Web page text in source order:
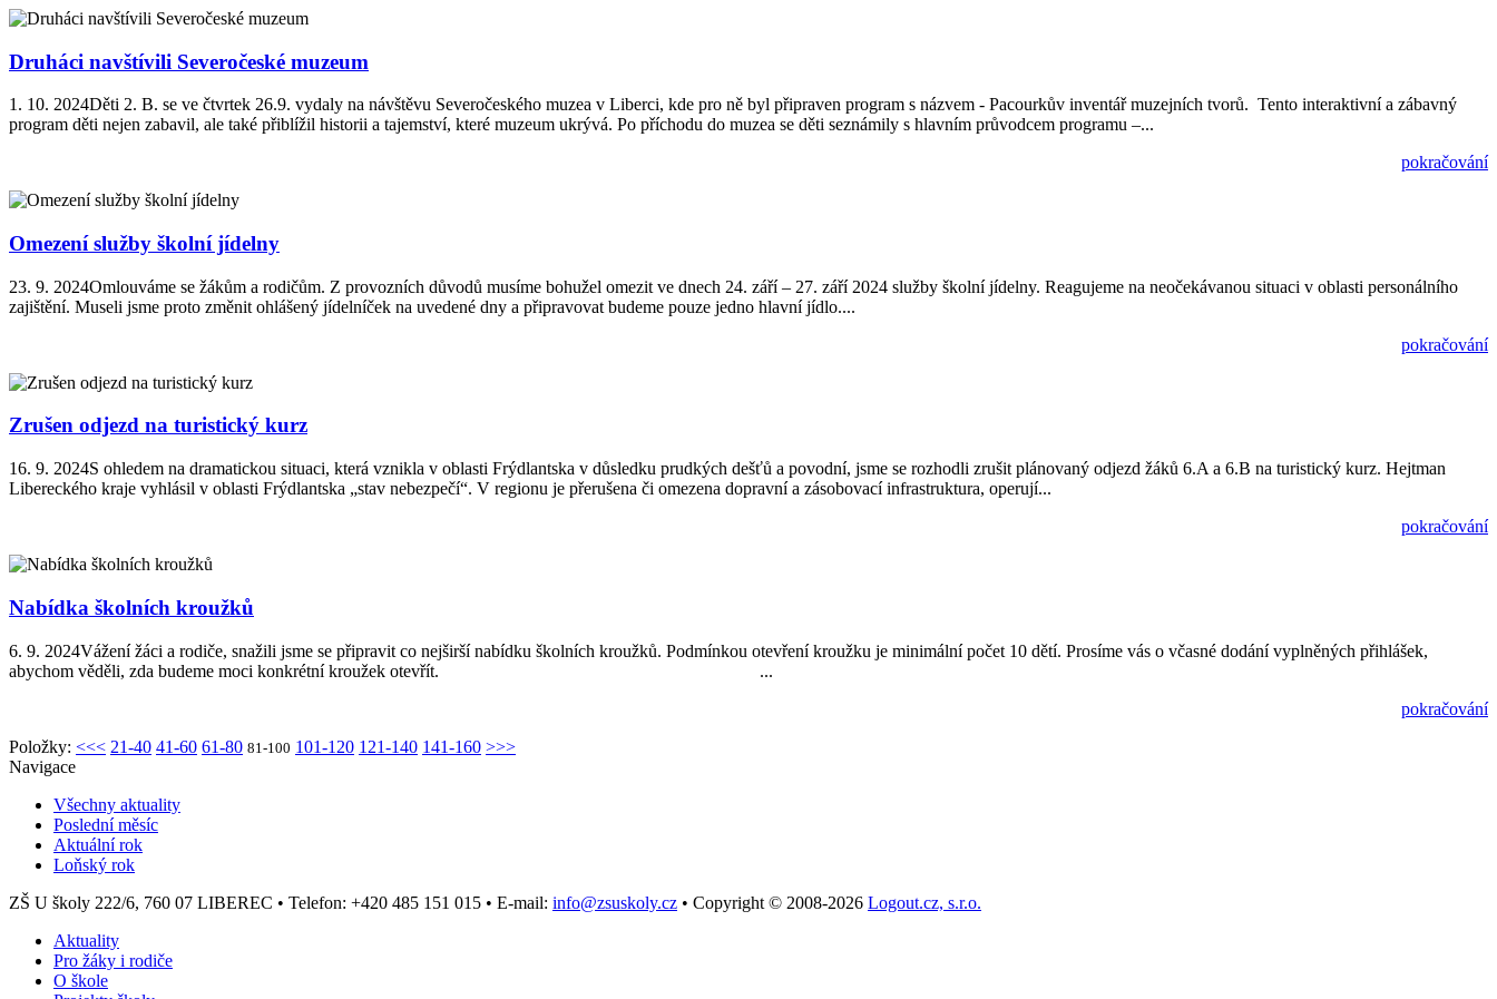
Druháci navštívili Severočeské muzeum
1. 10. 2024Děti 2. B. se ve čtvrtek 26.9. vydaly na návštěvu Severočeského muzea v Liberci, kde pro ně byl připraven program s názvem - Pacourkův inventář muzejních tvorů. Tento interaktivní a zábavný
program děti nejen zabavil, ale také přiblížil historii a tajemství, které muzeum ukrývá. Po příchodu do muzea se děti seznámily s hlavním průvodcem programu –...
pokračování
Omezení služby školní jídelny
23. 9. 2024Omlouváme se žákům a rodičům. Z provozních důvodů musíme bohužel omezit ve dnech 24. září – 27. září 2024 služby školní jídelny. Reagujeme na neočekávanou situaci v oblasti personálního
zajištění. Museli jsme proto změnit ohlášený jídelníček na uvedené dny a připravovat budeme pouze jedno hlavní jídlo....
pokračování
Zrušen odjezd na turistický kurz
16. 9. 2024S ohledem na dramatickou situaci, která vznikla v oblasti Frýdlantska v důsledku prudkých dešťů a povodní, jsme se rozhodli zrušit plánovaný odjezd žáků 6.A a 6.B na turistický kurz. Hejtman
Libereckého kraje vyhlásil v oblasti Frýdlantska „stav nebezpečí“. V regionu je přerušena či omezena dopravní a zásobovací infrastruktura, operují...
pokračování
Nabídka školních kroužků
6. 9. 2024Vážení žáci a rodiče, snažili jsme se připravit co nejširší nabídku školních kroužků. Podmínkou otevření kroužku je minimální počet 10 dětí. Prosíme vás o včasné dodání vyplněných přihlášek,
abychom věděli, zda budeme moci konkrétní kroužek otevřít. ...
pokračování
Položky: <<< 21-40 41-60 61-80 81-100 101-120 121-140 141-160 >>>
Navigace
Všechny aktuality
Poslední měsíc
Aktuální rok
Loňský rok
ZŠ U školy 222/6, 760 07 LIBEREC • Telefon: +420 485 151 015 • E-mail: info@zsuskoly.cz • Copyright © 2008-2026 Logout.cz, s.r.o.
Aktuality
Pro žáky i rodiče
O škole